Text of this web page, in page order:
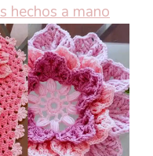
hechos a mano